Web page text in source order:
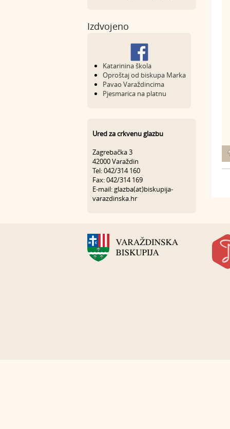
Izdvojeno
Katarinina škola
Oproštaj od biskupa Marka
Pavao Varaždincima
Pjesmarica na platnu
Ured za crkvenu glazbu
Zagrebačka 3
42000 Varaždin
Tel: 042/314 160
Fax: 042/314 169
E-mail: glazba(at)biskupija-
varazdinska.hr